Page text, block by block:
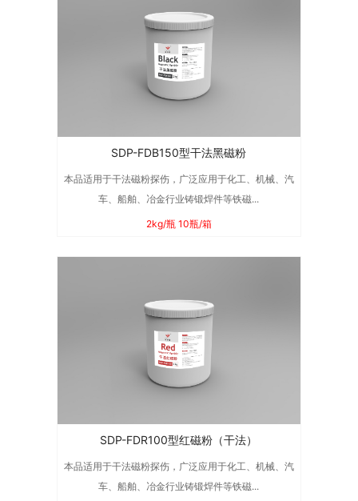
SDP-FDB150型干法黑磁粉
本品适用于干法磁粉探伤，广泛应用于化工、机械、汽
车、船舶、冶金行业铸锻焊件等铁磁...
2kg/瓶 10瓶/箱
SDP-FDR100型红磁粉（干法）
本品适用于干法磁粉探伤，广泛应用于化工、机械、汽
车、船舶、冶金行业铸锻焊件等铁磁...